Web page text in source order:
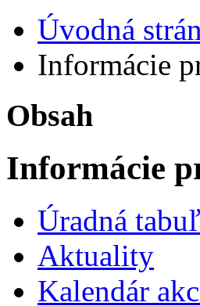
Úvodná
Informácie
Obsah
Informácie
Úradná
Aktuality
Kalendár